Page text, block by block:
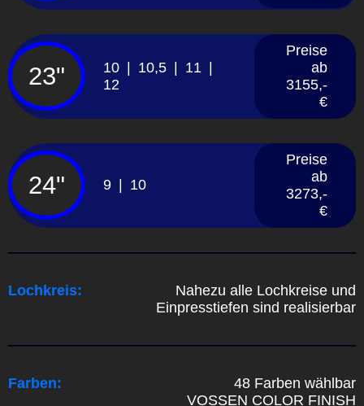
23"
10 | 10,5 | 11 |
12
Preise
ab
3155,-
€
24" 9 | 10
Preise
ab
3273,-
€
Lochkreis:
Nahezu alle Lochkreise und
Einpresstiefen sind realisierbar
Farben:
48 Farben wählbar
VOSSEN COLOR FINISH